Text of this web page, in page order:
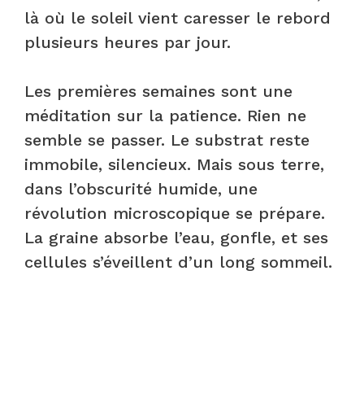
là où le soleil vient caresser le rebord
plusieurs heures par jour.
Les premières semaines sont une
méditation sur la patience. Rien ne
semble se passer. Le substrat reste
immobile, silencieux. Mais sous terre,
dans l’obscurité humide, une
révolution microscopique se prépare.
La graine absorbe l’eau, gonfle, et ses
cellules s’éveillent d’un long sommeil.